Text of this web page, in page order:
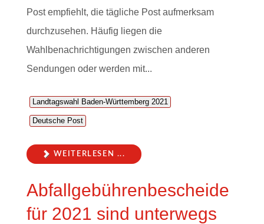
Post empfiehlt, die tägliche Post aufmerksam
durchzusehen. Häufig liegen die
Wahlbenachrichtigungen zwischen anderen
Sendungen oder werden mit...
Landtagswahl Baden-Württemberg 2021
Deutsche Post
WEITERLESEN ...
Abfallgebührenbescheide
für 2021 sind unterwegs